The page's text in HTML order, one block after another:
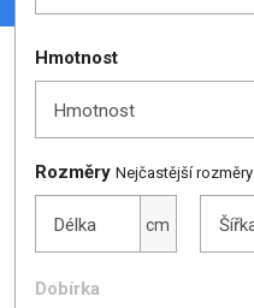
Hmotnost
Hmotnost
Rozměry Nejčastější rozměry
Délka cm
Dobírka